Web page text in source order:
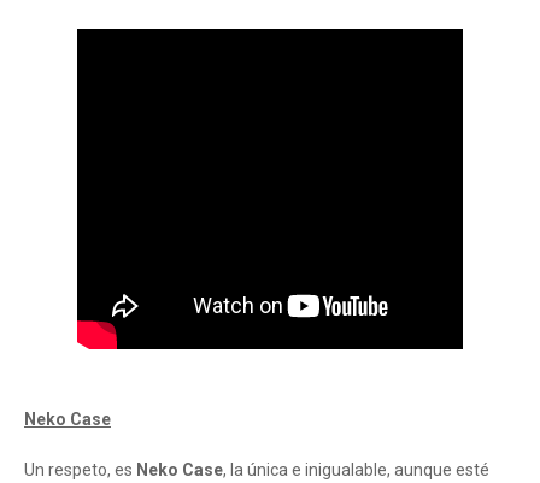
Neko Case
Un respeto, es Neko Case, la única e inigualable, aunque esté